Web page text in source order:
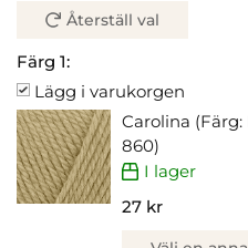
Återställ val
Färg 1:
Lägg i varukorgen
Carolina
860)
I lager
27 kr